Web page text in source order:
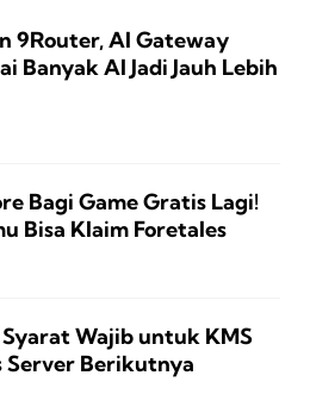
9Router, AI Gateway
Banyak AI Jadi Jauh Lebih
Bagi Game Gratis Lagi!
Bisa Klaim Foretales
Syarat Wajib untuk KMS
Server Berikutnya